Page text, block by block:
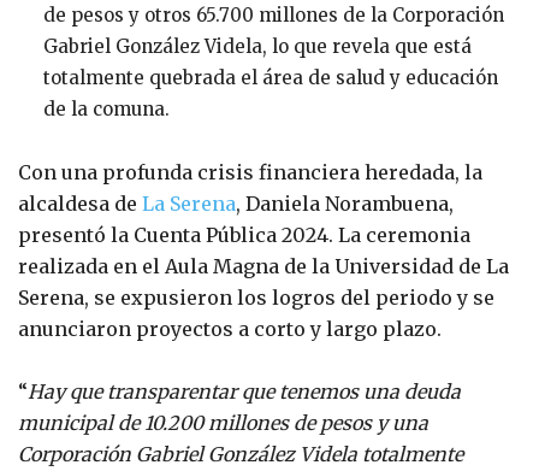
de pesos y otros 65.700 millones de la Corporación
Gabriel González Videla, lo que revela que está
totalmente quebrada el área de salud y educación
de la comuna.
Con una profunda crisis financiera heredada, la
alcaldesa de La Serena, Daniela Norambuena,
presentó la Cuenta Pública 2024. La ceremonia
realizada en el Aula Magna de la Universidad de La
Serena, se expusieron los logros del periodo y se
anunciaron proyectos a corto y largo plazo.
“Hay que transparentar que tenemos una deuda
municipal de 10.200 millones de pesos y una
Corporación Gabriel González Videla totalmente